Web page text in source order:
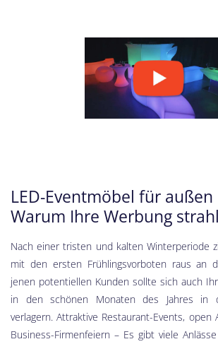
LED-Eventmöbel für
Warum Ihre Werbung
Nach einer tristen und kalten Winterperiode
mit den ersten Frühlingsvorboten raus an
jenen potentiellen Kunden sollte sich auch
in den schönen Monaten des Jahres in
verlagern. Attraktive Restaurant-Events, open
Business-Firmenfeiern – Es gibt viele